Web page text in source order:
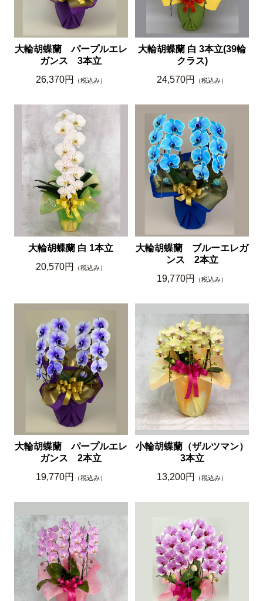
大輪胡蝶蘭 パープルエレ
ガンス 3本立
26,370円
（税込み）
大輪胡蝶蘭 白 3本立(39輪
クラス)
24,570円
（税込み）
大輪胡蝶蘭 白 1本立
20,570円
（税込み）
大輪胡蝶蘭 ブルーエレガ
ンス 2本立
19,770円
（税込み）
大輪胡蝶蘭 パープルエレ
ガンス 2本立
19,770円
（税込み）
小輪胡蝶蘭（ザルツマン）
3本立
13,200円
（税込み）